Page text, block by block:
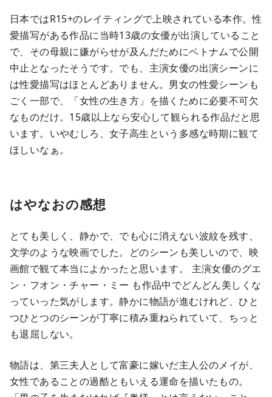
日本ではR15+のレイティングで上映されている本作。性
愛描写がある作品に当時13歳の女優が出演していること
で、その母親に嫌がらせが及んだためにベトナムで公開
中止となったそうです。でも、主演女優の出演シーンに
は性愛描写はほとんどありません。男女の性愛シーンも
ごく一部で、「女性の生き方」を描くために必要不可欠
なものだけ。15歳以上なら安心して観られる作品だと思
います。いやむしろ、女子高生という多感な時期に観て
ほしいなぁ。
はやなおの感想
とても美しく、静かで、でも心に消えない波紋を残す、
文学のような映画でした。どのシーンも美しいので、映
画館で観て本当によかったと思います。 主演女優のグエ
ン・フオン・チャー・ミー も作品中でどんどん美しくな
っていった気がします。静かに物語が進むけれど、ひと
つひとつのシーンが丁寧に積み重ねられていて、ちっと
も退屈しない。
物語は、第三夫人として富豪に嫁いだ主人公のメイが、
女性であることの過酷ともいえる運命を描いたもの。